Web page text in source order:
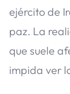
ejército de
paz. La
que suele
impida ver